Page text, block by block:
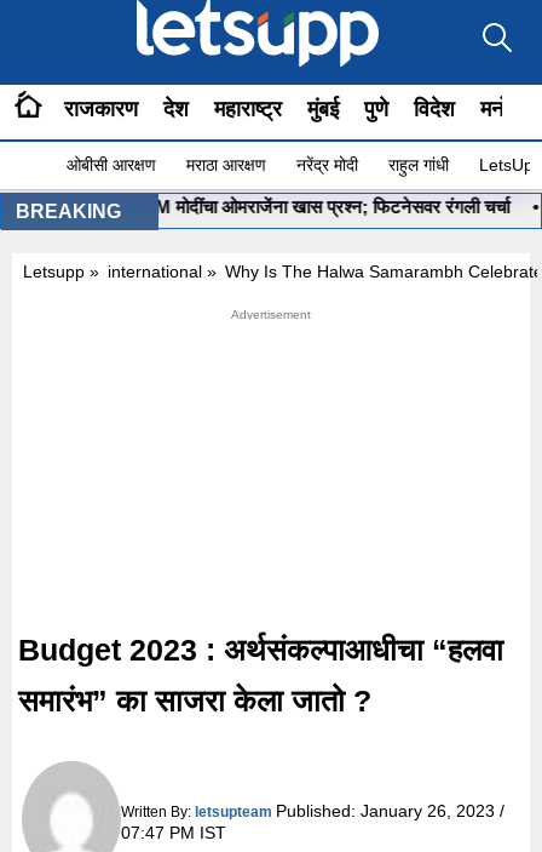
राजकारण देश महाराष्ट्र मुंबई पुणे विदेश
ओबीसी आरक्षण मराठा आरक्षण नरेंद्र मोदी राहुल गांधी
BREAKING
सुरू आहे ना?”, PM मोदींचा ओमराजेंना खास प्रश्न; फिटनेसवर रंगली चर्चा •
Letsupp » international » Why Is The Halwa Samarambh
Budget 2023 : अर्थसंकल्पाआधीचा “हलवा
समारंभ” का साजरा केला जातो ?
Written By: letsupteam Published: January 26, 2023 /
07:47 PM IST